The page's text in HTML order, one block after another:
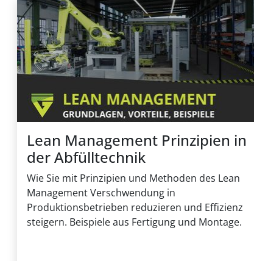
Lean Management Prinzipien in
der Abfülltechnik
Wie Sie mit Prinzipien und Methoden des Lean
Management Verschwendung in
Produktionsbetrieben reduzieren und Effizienz
steigern. Beispiele aus Fertigung und Montage.